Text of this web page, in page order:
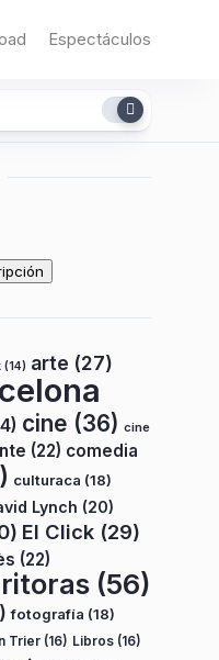
Espectáculos
(14) arte (27)
cine (36) cine
(22) comedia
culturaca (18)
Lynch (20)
El Click (29)
(22)
(56)
fotografía (18)
Trier (16) Libros (16)